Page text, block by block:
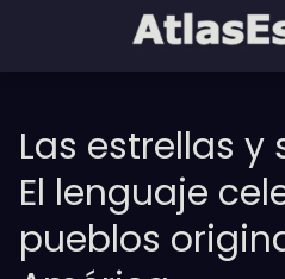
Las estrellas y
El lenguaje
pueblos